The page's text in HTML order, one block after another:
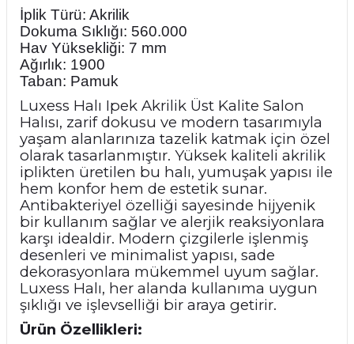
İplik Türü: Akrilik
Dokuma Sıklığı: 560.000
Hav Yüksekliği: 7 mm
Ağırlık: 1900
Taban: Pamuk
Luxess Halı Ipek Akrilik Üst Kalite Salon
Halısı, zarif dokusu ve modern tasarımıyla
yaşam alanlarınıza tazelik katmak için özel
olarak tasarlanmıştır. Yüksek kaliteli akrilik
iplikten üretilen bu halı, yumuşak yapısı ile
hem konfor hem de estetik sunar.
Antibakteriyel özelliği sayesinde hijyenik
bir kullanım sağlar ve alerjik reaksiyonlara
karşı idealdir. Modern çizgilerle işlenmiş
desenleri ve minimalist yapısı, sade
dekorasyonlara mükemmel uyum sağlar.
Luxess Halı, her alanda kullanıma uygun
şıklığı ve işlevselliği bir araya getirir.
Ürün Özellikleri: